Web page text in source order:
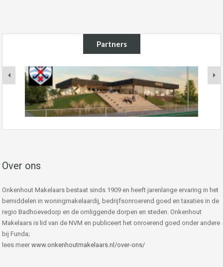
Partners
Over ons
Onkenhout Makelaars bestaat sinds 1909 en heeft jarenlange ervaring in het
bemiddelen in woningmakelaardij, bedrijfsonroerend goed en taxaties in de
regio Badhoevedorp en de omliggende dorpen en steden. Onkenhout
Makelaars is lid van de NVM en publiceert het onroerend goed onder andere
bij Funda;
lees meer www.onkenhoutmakelaars.nl/over-ons/